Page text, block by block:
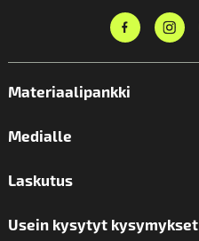
Materiaalipankki
Medialle
Laskutus
Usein kysytyt kysymykset